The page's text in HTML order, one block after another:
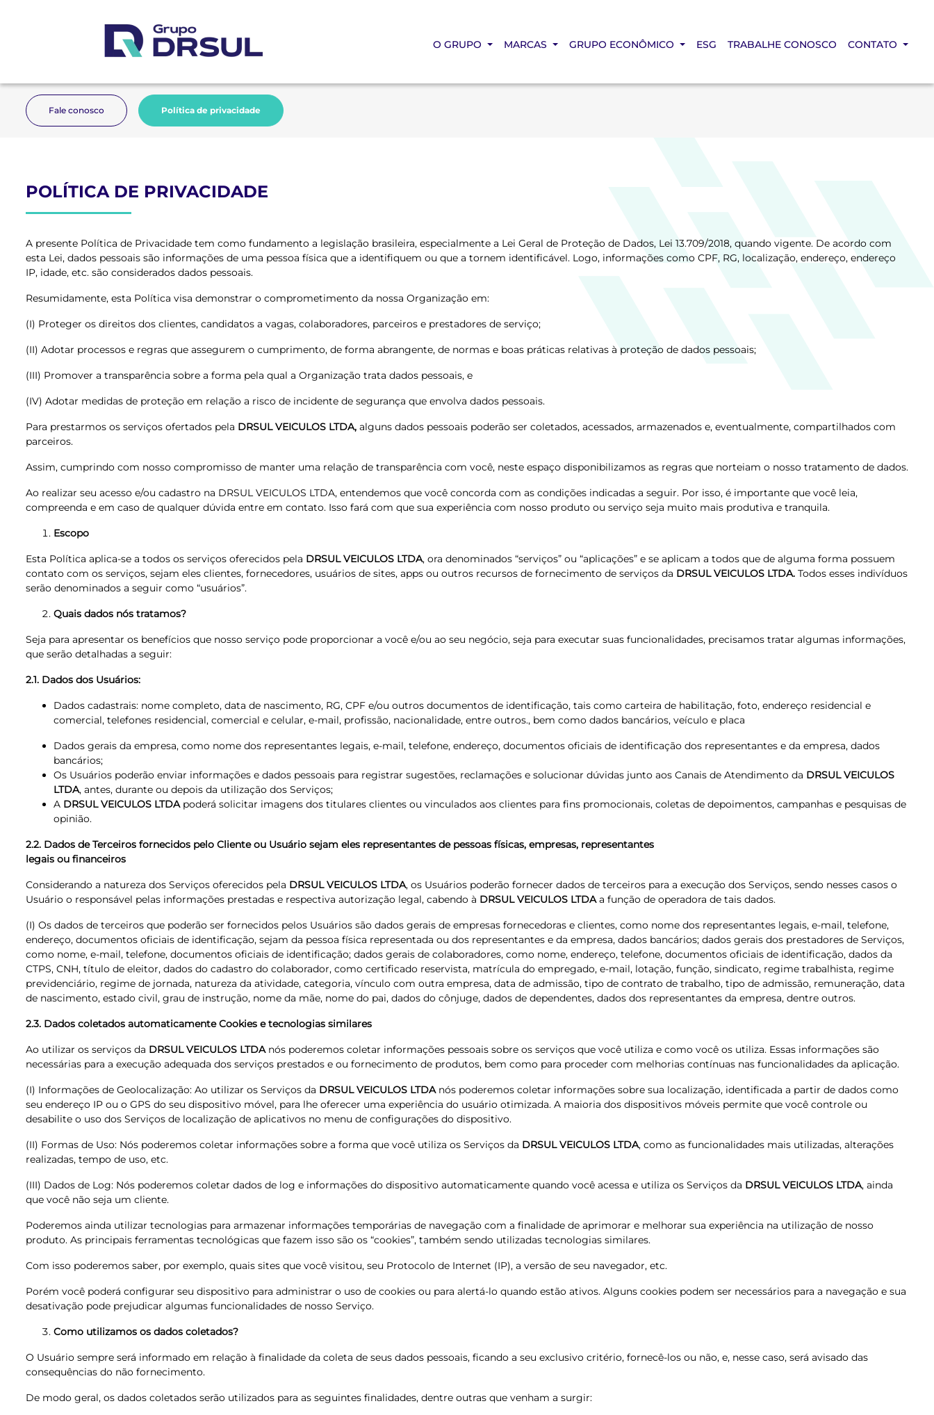
O GRUPO MARCAS GRUPO ECONÔMICO ESG TRABALHE CONOSCO CONTATO
Fale conosco Política de privacidade
POLÍTICA DE PRIVACIDADE
A presente Política de Privacidade tem como fundamento a legislação brasileira, especialmente a Lei Geral de Proteção de Dados, Lei 13.709/2018, quando vigente. De acordo com
esta Lei, dados pessoais são informações de uma pessoa física que a identifiquem ou que a tornem identificável. Logo, informações como CPF, RG, localização, endereço, endereço
IP, idade, etc. são considerados dados pessoais.
Resumidamente, esta Política visa demonstrar o comprometimento da nossa Organização em:
(I) Proteger os direitos dos clientes, candidatos a vagas, colaboradores, parceiros e prestadores de serviço;
(II) Adotar processos e regras que assegurem o cumprimento, de forma abrangente, de normas e boas práticas relativas à proteção de dados pessoais;
(III) Promover a transparência sobre a forma pela qual a Organização trata dados pessoais, e
(IV) Adotar medidas de proteção em relação a risco de incidente de segurança que envolva dados pessoais.
Para prestarmos os serviços ofertados pela DRSUL VEICULOS LTDA, alguns dados pessoais poderão ser coletados, acessados, armazenados e, eventualmente, compartilhados com
parceiros.
Assim, cumprindo com nosso compromisso de manter uma relação de transparência com você, neste espaço disponibilizamos as regras que norteiam o nosso tratamento de dados.
Ao realizar seu acesso e/ou cadastro na DRSUL VEICULOS LTDA, entendemos que você concorda com as condições indicadas a seguir. Por isso, é importante que você leia,
compreenda e em caso de qualquer dúvida entre em contato. Isso fará com que sua experiência com nosso produto ou serviço seja muito mais produtiva e tranquila.
Escopo
Esta Política aplica-se a todos os serviços oferecidos pela DRSUL VEICULOS LTDA, ora denominados “serviços” ou “aplicações” e se aplicam a todos que de alguma forma possuem
contato com os serviços, sejam eles clientes, fornecedores, usuários de sites, apps ou outros recursos de fornecimento de serviços da DRSUL VEICULOS LTDA. Todos esses indivíduos
serão denominados a seguir como “usuários”.
Quais dados nós tratamos?
Seja para apresentar os benefícios que nosso serviço pode proporcionar a você e/ou ao seu negócio, seja para executar suas funcionalidades, precisamos tratar algumas informações,
que serão detalhadas a seguir:
2.1. Dados dos Usuários:
Dados cadastrais: nome completo, data de nascimento, RG, CPF e/ou outros documentos de identificação, tais como carteira de habilitação, foto, endereço residencial e
comercial, telefones residencial, comercial e celular, e-mail, profissão, nacionalidade, entre outros., bem como dados bancários, veículo e placa
Dados gerais da empresa, como nome dos representantes legais, e-mail, telefone, endereço, documentos oficiais de identificação dos representantes e da empresa, dados
bancários;
Os Usuários poderão enviar informações e dados pessoais para registrar sugestões, reclamações e solucionar dúvidas junto aos Canais de Atendimento da DRSUL VEICULOS
LTDA, antes, durante ou depois da utilização dos Serviços;
A DRSUL VEICULOS LTDApoderá solicitar imagens dos titulares clientes ou vinculados aos clientes para fins promocionais, coletas de depoimentos, campanhas e pesquisas de
opinião.
2.2. Dados de Terceiros fornecidos pelo Cliente ou Usuário sejam eles representantes de pessoas físicas, empresas, representantes
legais ou financeiros
Considerando a natureza dos Serviços oferecidos pela DRSUL VEICULOS LTDA, os Usuários poderão fornecer dados de terceiros para a execução dos Serviços, sendo nesses casos o
Usuário o responsável pelas informações prestadas e respectiva autorização legal, cabendo à DRSUL VEICULOS LTDAa função de operadora de tais dados.
(I) Os dados de terceiros que poderão ser fornecidos pelos Usuários são dados gerais de empresas fornecedoras e clientes, como nome dos representantes legais, e-mail, telefone,
endereço, documentos oficiais de identificação, sejam da pessoa física representada ou dos representantes e da empresa, dados bancários; dados gerais dos prestadores de Serviços,
como nome, e-mail, telefone, documentos oficiais de identificação; dados gerais de colaboradores, como nome, endereço, telefone, documentos oficiais de identificação, dados da
CTPS, CNH, título de eleitor, dados do cadastro do colaborador, como certificado reservista, matrícula do empregado, e-mail, lotação, função, sindicato, regime trabalhista, regime
previdenciário, regime de jornada, natureza da atividade, categoria, vínculo com outra empresa, data de admissão, tipo de contrato de trabalho, tipo de admissão, remuneração, data
de nascimento, estado civil, grau de instrução, nome da mãe, nome do pai, dados do cônjuge, dados de dependentes, dados dos representantes da empresa, dentre outros.
2.3. Dados coletados automaticamente Cookies e tecnologias similares
Ao utilizar os serviços da DRSUL VEICULOS LTDAnós poderemos coletar informações pessoais sobre os serviços que você utiliza e como você os utiliza. Essas informações são
necessárias para a execução adequada dos serviços prestados e ou fornecimento de produtos, bem como para proceder com melhorias contínuas nas funcionalidades da aplicação.
(I) Informações de Geolocalização: Ao utilizar os Serviços da DRSUL VEICULOS LTDAnós poderemos coletar informações sobre sua localização, identificada a partir de dados como
seu endereço IP ou o GPS do seu dispositivo móvel, para lhe oferecer uma experiência do usuário otimizada. A maioria dos dispositivos móveis permite que você controle ou
desabilite o uso dos Serviços de localização de aplicativos no menu de configurações do dispositivo.
(II) Formas de Uso: Nós poderemos coletar informações sobre a forma que você utiliza os Serviços da DRSUL VEICULOS LTDA, como as funcionalidades mais utilizadas, alterações
realizadas, tempo de uso, etc.
(III) Dados de Log: Nós poderemos coletar dados de log e informações do dispositivo automaticamente quando você acessa e utiliza os Serviços da DRSUL VEICULOS LTDA, ainda
que você não seja um cliente.
Poderemos ainda utilizar tecnologias para armazenar informações temporárias de navegação com a finalidade de aprimorar e melhorar sua experiência na utilização de nosso
produto. As principais ferramentas tecnológicas que fazem isso são os “cookies”, também sendo utilizadas tecnologias similares.
Com isso poderemos saber, por exemplo, quais sites que você visitou, seu Protocolo de Internet (IP), a versão de seu navegador, etc.
Porém você poderá configurar seu dispositivo para administrar o uso de cookies ou para alertá-lo quando estão ativos. Alguns cookies podem ser necessários para a navegação e sua
desativação pode prejudicar algumas funcionalidades de nosso Serviço.
Como utilizamos os dados coletados?
O Usuário sempre será informado em relação à finalidade da coleta de seus dados pessoais, ficando a seu exclusivo critério, fornecê-los ou não, e, nesse caso, será avisado das
consequências do não fornecimento.
De modo geral, os dados coletados serão utilizados para as seguintes finalidades, dentre outras que venham a surgir: